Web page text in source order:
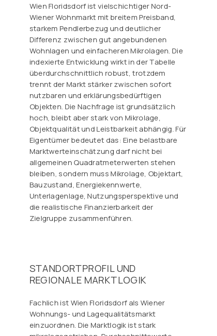
Wien Floridsdorf ist vielschichtiger Nord-
Wiener Wohnmarkt mit breitem Preisband,
starkem Pendlerbezug und deutlicher
Differenz zwischen gut angebundenen
Wohnlagen und einfacheren Mikrolagen. Die
indexierte Entwicklung wirkt in der Tabelle
überdurchschnittlich robust, trotzdem
trennt der Markt stärker zwischen sofort
nutzbaren und erklärungsbedürftigen
Objekten. Die Nachfrage ist grundsätzlich
hoch, bleibt aber stark von Mikrolage,
Objektqualität und Leistbarkeit abhängig. Für
Eigentümer bedeutet das: Eine belastbare
Marktwerteinschätzung darf nicht bei
allgemeinen Quadratmeterwerten stehen
bleiben, sondern muss Mikrolage, Objektart,
Bauzustand, Energiekennwerte,
Unterlagenlage, Nutzungsperspektive und
die realistische Finanzierbarkeit der
Zielgruppe zusammenführen.
STANDORTPROFIL UND
REGIONALE MARKTLOGIK
Fachlich ist Wien Floridsdorf als Wiener
Wohnungs- und Lagequalitätsmarkt
einzuordnen. Die Marktlogik ist stark